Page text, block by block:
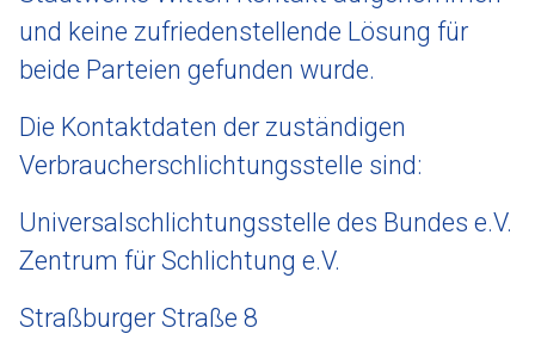
und keine zufriedenstellende Lösung für
beide Parteien gefunden wurde.
Die Kontaktdaten der zuständigen
Verbraucherschlichtungsstelle sind:
Universalschlichtungsstelle des Bundes e.V.
Zentrum für Schlichtung e.V.
Straßburger Straße 8